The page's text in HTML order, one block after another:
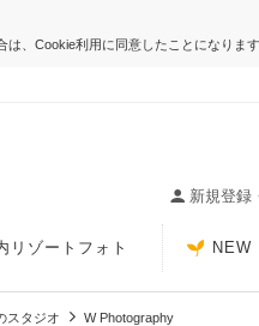
、Cookie利用に同意したことになります
新規登録
リゾートフォト NEW
スタジオ W Photography